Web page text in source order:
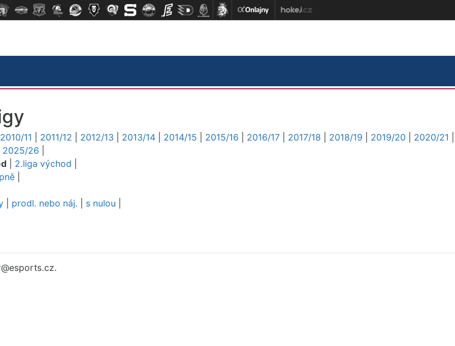
2010/11 2011/12 2012/13 2013/14 2014/15 2015/16 2016/17 2017/18 2018/19 2019/20 2020/21
2025/26
2.liga východ
prodl. nebo náj. s nulou
@esports.cz.